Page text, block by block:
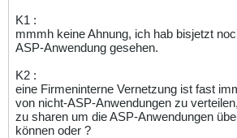
K1 :
mmmh keine Ahnung, ich hab bisjetzt
ASP-Anwendung gesehen.
K2 :
eine Firmeninterne Vernetzung ist fast
von nicht-ASP-Anwendungen zu
zu sharen um die ASP-Anwendungen
können oder ?